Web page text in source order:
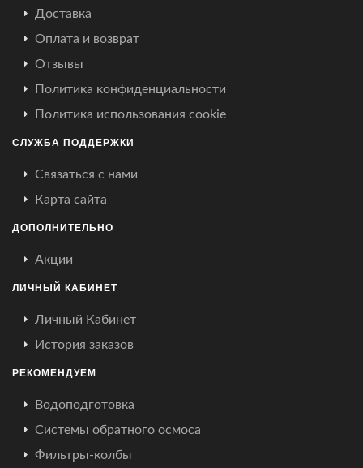
Доставка
Оплата и возврат
Отзывы
Политика конфиденциальности
Политика использования cookie
СЛУЖБА ПОДДЕРЖКИ
Связаться с нами
Карта сайта
ДОПОЛНИТЕЛЬНО
Акции
ЛИЧНЫЙ КАБИНЕТ
Личный Кабинет
История заказов
РЕКОМЕНДУЕМ
Водоподготовка
Системы обратного осмоса
Фильтры-колбы